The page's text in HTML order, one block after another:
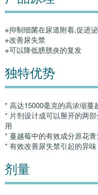
※抑制细菌在尿道附着,促进
※改善尿失禁
※可以降低膀胱炎的复发
独特优势
* 高达15000毫克的高浓缩蔓
* 片剂设计成可以掰开的两
用
* 蔓越莓中的有效成分原花
* 有效改善尿失禁引起的异味
剂量